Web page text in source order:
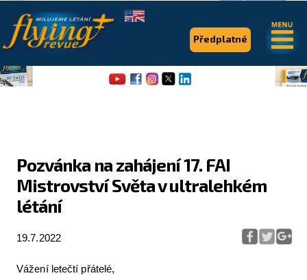
Pozvánka na zahájení 17. FAI
Mistrovství Světa v ultralehkém
létání
19.7.2022
Vážení letečtí přátelé,
Předplatné
.
Flying Revue